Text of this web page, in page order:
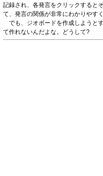
記録され、各発言をクリックすると
て、発言の関係が非常にわかりやすく
でも、ジオボードを作成しようと
て作れないんだよな。どうして?